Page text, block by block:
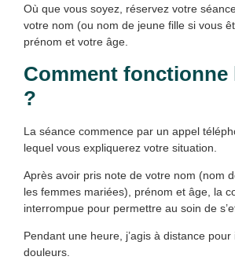
Où que vous soyez, réservez votre
votre nom (ou nom de jeune fille si vous
prénom et votre âge.
Comment fonctionne
?
La séance commence par un appel
lequel vous expliquerez votre situation.
Après avoir pris note de votre nom (nom
les femmes mariées), prénom et âge, la
interrompue pour permettre au soin de
Pendant une heure, j’agis à distance
douleurs.